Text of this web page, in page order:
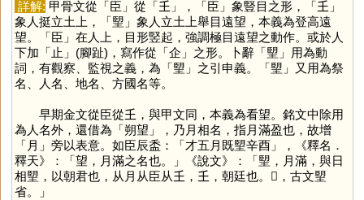
詳解: 甲骨文從「臣 」從「𡈼 」，「臣 」象豎目之形，「𡈼 」
象人挺立土上，「朢 」象人立土上舉目遠望，本義為登高遠
望。「臣 」在人上，目形竪起，強調極目遠望之動作。或於人
下加「止 」(腳趾)，寫作從「企 」之形。卜辭「朢 」用為動
詞，有觀察、監視之義，為「朢 」之引申義。「朢 」又用為祭
名、人名、地名、方國名等。
早期金文從臣從𡈼，與甲文同，本義為看望。銘文中除用
為人名外，還借為「朔望」，乃月相名，指月滿盈也，故增
「月 」旁以表意。如臣辰盉：「才五月既朢辛酉」，《釋名．
釋天》：「望，月滿之名也。」《說文》：「朢，月滿，與日
相朢，以朝君也，从月从臣从𡈼，𡈼，朝廷也。𦣠，古文朢
省。」